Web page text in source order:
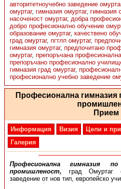
авторитетноучебно заведение
омуртаг, гимназия омуртаг, гимназия
насоченост омуртаг, добра
добро професионално обучение
образование омуртаг, качествено
град омуртаг, пгтлп омуртаг,
гимназия омуртаг, предпочитано
омуртаг, препоръчана
препоръчано професионално
гимназия град омуртаг,
професионално учебно заведение
Професионална гимназия
Прием
Информация Визия Цели и
Галерия
Професионална гимназия
промишленост, град Омуртаг
заведение от нов тип, европейско